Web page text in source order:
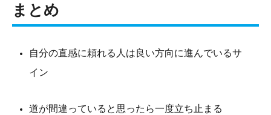
まとめ
自分の直感に頼れる人は良い方向に進んでいるサ
イン
道が間違っていると思ったら一度立ち止まる